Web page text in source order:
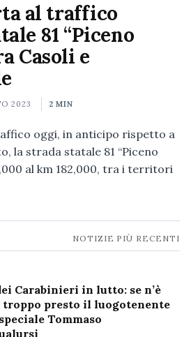
al traffico
81 “Piceno
Casoli e
2023 2 MIN
oggi, in anticipo rispetto a
la strada statale 81 “Piceno
al km 182,000, tra i territori
NOTIZIE PIÙ RECENTI
Carabinieri in lutto: se n’è
troppo presto il luogotenente
Tommaso